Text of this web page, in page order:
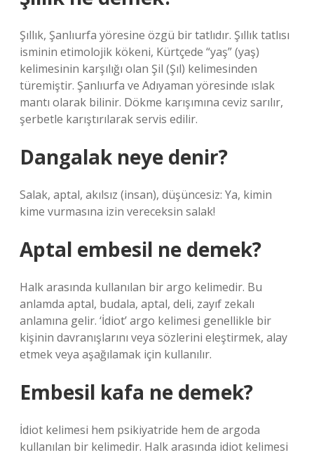
Şıllık, Şanlıurfa yöresine özgü bir tatlıdır. Şıllık tatlısı
isminin etimolojik kökeni, Kürtçede “yaş” (yaş)
kelimesinin karşılığı olan Şil (Şıl) kelimesinden
türemiştir. Şanlıurfa ve Adıyaman yöresinde ıslak
mantı olarak bilinir. Dökme karışımına ceviz sarılır,
şerbetle karıştırılarak servis edilir.
Dangalak neye denir?
Salak, aptal, akılsız (insan), düşüncesiz: Ya, kimin
kime vurmasına izin vereceksin salak!
Aptal embesil ne demek?
Halk arasında kullanılan bir argo kelimedir. Bu
anlamda aptal, budala, aptal, deli, zayıf zekalı
anlamına gelir. ‘İdiot’ argo kelimesi genellikle bir
kişinin davranışlarını veya sözlerini eleştirmek, alay
etmek veya aşağılamak için kullanılır.
Embesil kafa ne demek?
İdiot kelimesi hem psikiyatride hem de argoda
kullanılan bir kelimedir. Halk arasında idiot kelimesi